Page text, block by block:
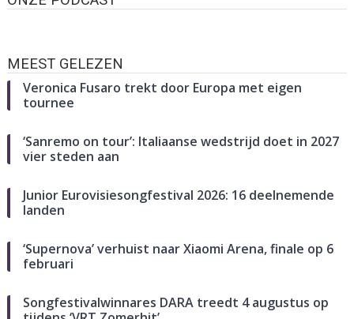
MEEST GELEZEN
Veronica Fusaro trekt door Europa met eigen
tournee
‘Sanremo on tour’: Italiaanse wedstrijd doet in 2027
vier steden aan
Junior Eurovisiesongfestival 2026: 16 deelnemende
landen
‘Supernova’ verhuist naar Xiaomi Arena, finale op 6
februari
Songfestivalwinnares DARA treedt 4 augustus op